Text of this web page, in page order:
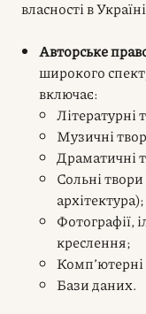
власності в
Авторське
широкого
включає:
Літературні
Музичні
Драматичні
Сольні
архітектура);
Фотографії,
креслення;
Бази даних.